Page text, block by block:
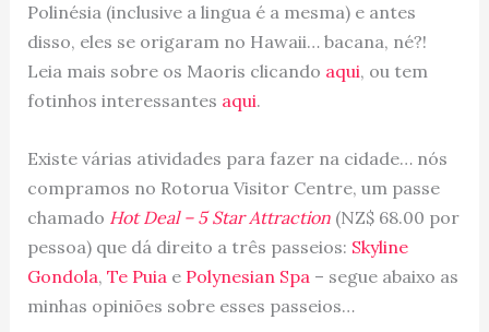
Polinésia (inclusive a lingua é a mesma) e antes
disso, eles se origaram no Hawaii… bacana, né?!
Leia mais sobre os Maoris clicando aqui, ou tem
fotinhos interessantes aqui.
Existe várias atividades para fazer na cidade… nós
compramos no Rotorua Visitor Centre, um passe
chamado Hot Deal – 5 Star Attraction(NZ$ 68.00 por
pessoa) que dá direito a três passeios: Skyline
Gondola, Te Puia e Polynesian Spa – segue abaixo as
minhas opiniões sobre esses passeios…